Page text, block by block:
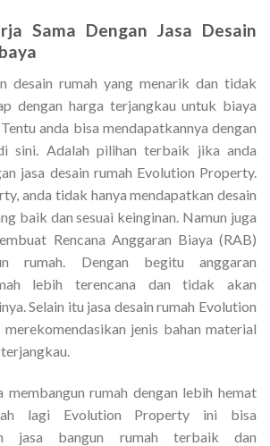
Sama Dengan Jasa Desain
desain rumah yang menarik dan tidak
dengan harga terjangkau untuk biaya
anda bisa mendapatkannya dengan
sini. Adalah pilihan terbaik jika anda
jasa desain rumah Evolution Property.
anda tidak hanya mendapatkan desain
baik dan sesuai keinginan. Namun juga
Rencana Anggaran Biaya (RAB)
rumah. Dengan begitu anggaran
lebih terencana dan tidak akan
Selain itu jasa desain rumah Evolution
jenis bahan material
membangun rumah dengan lebih hemat
lagi Evolution Property ini bisa
jasa bangun rumah terbaik dan